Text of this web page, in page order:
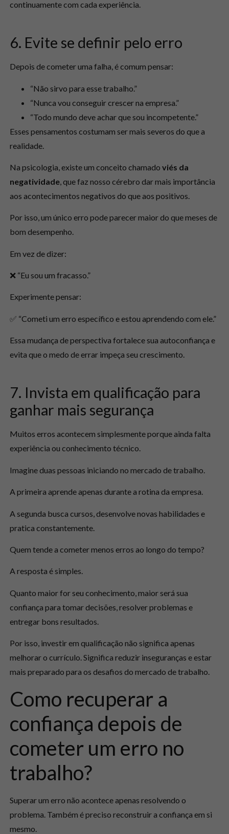
continuamente com cada experiência.
6. Evite se definir pelo erro
Depois de cometer uma falha, é comum pensar:
“Não sirvo para esse trabalho.”
“Nunca vou conseguir crescer na empresa.”
“Todo mundo deve achar que sou incompetente.”
Esses pensamentos costumam ser mais severos do que a
realidade.
Na psicologia, existe um conceito chamado viés da
negatividade, que faz nosso cérebro dar mais importância
aos acontecimentos negativos do que aos positivos.
Por isso, um único erro pode parecer maior do que meses de
bom desempenho.
Em vez de dizer:
❌ “Eu sou um fracasso.”
Experimente pensar:
✅ “Cometi um erro específico e estou aprendendo com ele.”
Essa mudança de perspectiva fortalece sua autoconfiança e
evita que o medo de errar impeça seu crescimento.
7. Invista em qualificação para
ganhar mais segurança
Muitos erros acontecem simplesmente porque ainda falta
experiência ou conhecimento técnico.
Imagine duas pessoas iniciando no mercado de trabalho.
A primeira aprende apenas durante a rotina da empresa.
A segunda busca cursos, desenvolve novas habilidades e
pratica constantemente.
Quem tende a cometer menos erros ao longo do tempo?
A resposta é simples.
Quanto maior for seu conhecimento, maior será sua
confiança para tomar decisões, resolver problemas e
entregar bons resultados.
Por isso, investir em qualificação não significa apenas
melhorar o currículo. Significa reduzir inseguranças e estar
mais preparado para os desafios do mercado de trabalho.
Como recuperar a
confiança depois de
cometer um erro no
trabalho?
Superar um erro não acontece apenas resolvendo o
problema. Também é preciso reconstruir a confiança em si
mesmo.